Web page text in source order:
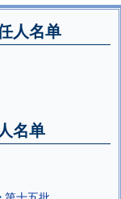
人名单
名单